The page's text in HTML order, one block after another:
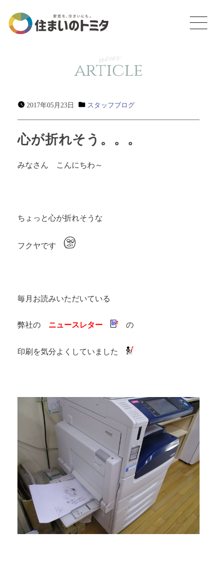
news
article
2017年05月23日 スタッフブログ
心が折れそう。。。
みなさん こんにちわ～
ちょっと心が折れそうな
フクヤです
毎月お読みいただいている
弊社の ニュースレター の
印刷を気分よくしていました